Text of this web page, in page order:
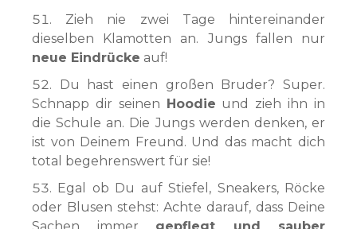
Zieh nie zwei Tage hintereinander
dieselben Klamotten an. Jungs fallen nur
neue Eindrücke auf!
Du hast einen großen Bruder? Super.
Schnapp dir seinen Hoodie und zieh ihn in
die Schule an. Die Jungs werden denken, er
ist von Deinem Freund. Und das macht dich
total begehrenswert für sie!
Egal ob Du auf Stiefel, Sneakers, Röcke
oder Blusen stehst: Achte darauf, dass Deine